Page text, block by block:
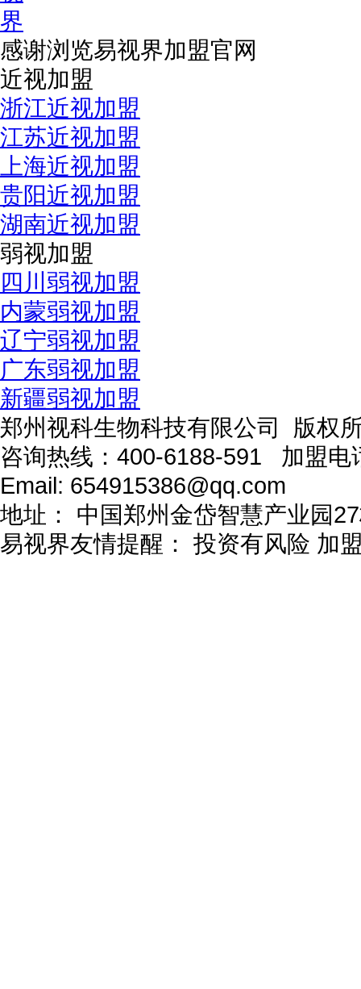
感谢浏览易视界加盟官网
近视加盟
浙江近视加盟
江苏近视加盟
上海近视加盟
贵阳近视加盟
湖南近视加盟
弱视加盟
四川弱视加盟
内蒙弱视加盟
辽宁弱视加盟
广东弱视加盟
新疆弱视加盟
郑州视科生物科技有限公司 版
咨询热线： 400-6188-591 加盟电
Email: 654915386@qq.com
地址：
中国郑州金岱智慧产业园
易视界友情提醒：
投资有风险 加